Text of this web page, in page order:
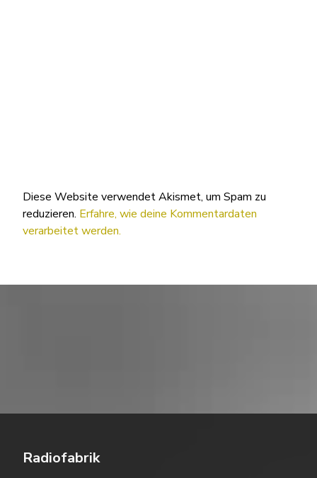
Diese Website verwendet Akismet, um Spam zu
reduzieren. Erfahre, wie deine Kommentardaten
verarbeitet werden.
Radiofabrik